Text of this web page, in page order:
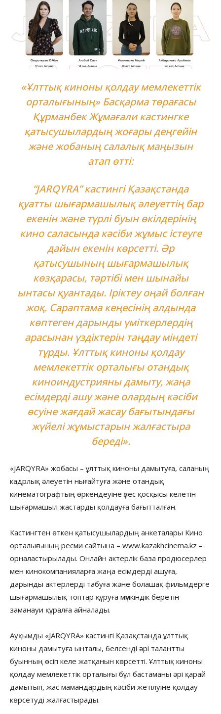
«Ұлттық киноны қолдау мемлекеттік
орталығының» Басқарма төрағасы
Құрманбек Жұмағали кастингке
қатысушылардың жоғары деңгейін
және жобаның салалық маңызын
атап өтті:
“JARQYRA” кастингі Қазақстанда
қуатты шығармашылық әлеуеттің бар
екенін және түрлі буын өкілдерінің
кино саласында кәсіби жұмыс істеуге
дайын екенін көрсетті. Әр
қатысушының шығармашылық
көзқарасы, тәртібі мен шынайы
ынтасы қуантады. Іріктеу оңай болған
жоқ. Сараптама кеңесінің алдында
көптеген дарынды үміткерлердің
арасынан үздіктерін таңдау міндеті
тұрды. Ұлттық киноны қолдау
мемлекеттік орталығы отандық
киноиндустрияны дамыту, жаңа
есімдерді ашу және олардың кәсіби
өсуіне жағдай жасау бағытындағы
жүйелі жұмыстарын жалғастыра
береді».
«JARQYRA» жобасы – ұлттық киноны дамытуға, саланың
кадрлық әлеуетін нығайтуға және отандық
кинематографтың өркендеуіне үлес қосқысы келетін
шығармашыл жастарды қолдауға бағытталған.
Кастингтен өткен қатысушылардың анкеталары Кино
орталығының ресми сайтына – www.kazakhcinema.kz –
орналастырылады. Онлайн актерлік база продюсерлер
мен кинокомпанияларға жаңа есімдерді ашуға,
дарынды актерлерді табуға және болашақ фильмдерге
шығармашылық топтар құруға мүмкіндік беретін
заманауи құралға айналады.
Ауқымды «JARQYRA» кастингі Қазақстанда ұлттық
киноны дамытуға ынталы, белсенді әрі талантты
буынның өсіп келе жатқанын көрсетті. Ұлттық киноны
қолдау мемлекеттік орталығы бұл бастаманы әрі қарай
дамытып, жас мамандардың кәсіби жетілуіне қолдау
көрсетуді жалғастырады.